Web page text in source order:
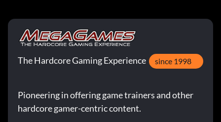
The Hardcore Gaming Experience since 1998
Pioneering in offering game trainers and other
hardcore gamer-centric content.